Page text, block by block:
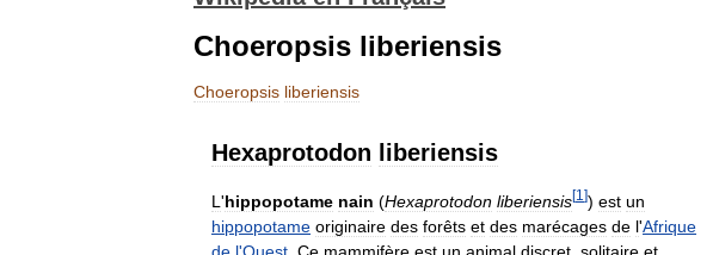
Choeropsis liberiensis
Choeropsis liberiensis
Hexaprotodon liberiensis
L 'hippopotame nain (Hexaprotodon liberiensis[1 ]) est un
hippopotame originaire des forêts et des marécages de l'Afrique
de l'Ouest Ce mammifère est un animal discret solitaire et